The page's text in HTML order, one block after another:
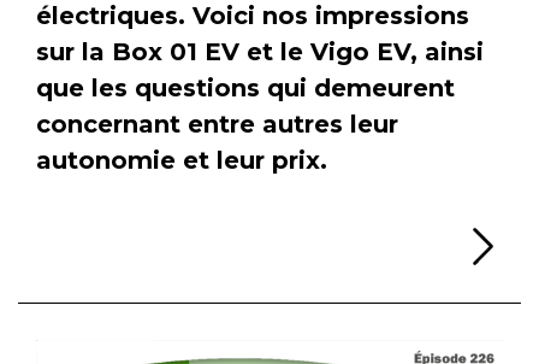
électriques. Voici nos impressions
sur la Box 01 EV et le Vigo EV, ainsi
que les questions qui demeurent
concernant entre autres leur
autonomie et leur prix.